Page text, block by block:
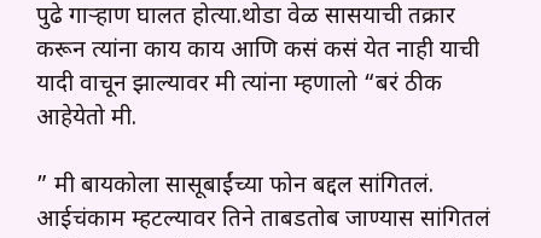
पुढे गाऱ्हाण घालत होत्या.थोडा वेळ सासर्यांची तक्रार
करून त्यांना काय काय आणि कसं कसं येत नाही याची
यादी वाचून झाल्यावर मी त्यांना म्हणालो “बरं ठीक
आहेयेतो मी.
” मी बायकोला सासूबाईंच्या फोन बद्दल सांगितलं.
आईचंकाम म्हटल्यावर तिने ताबडतोब जाण्यास सांगितलं